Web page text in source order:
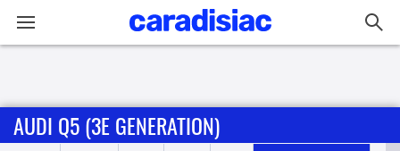
Accueil
AUDI Q5 (3E GENERATION)